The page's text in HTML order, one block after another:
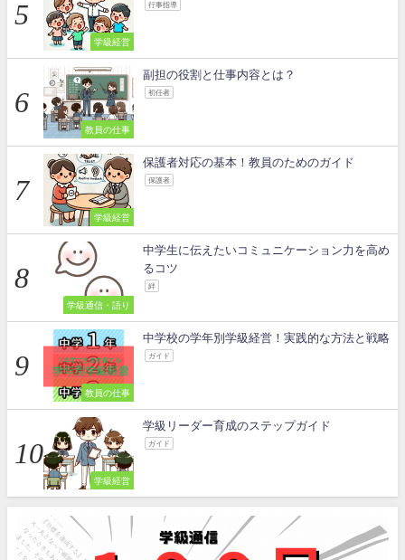
学級経営
行事指導
教員の仕事
副担の役割と仕事内容とは？
初任者
学級経営
保護者対応の基本！教員のためのガイド
保護者
学級通信・語り
中学生に伝えたいコミュニケーション力を高め
るコツ
絆
教員の仕事
中学校の学年別学級経営！実践的な方法と戦略
ガイド
学級経営
学級リーダー育成のステップガイド
ガイド